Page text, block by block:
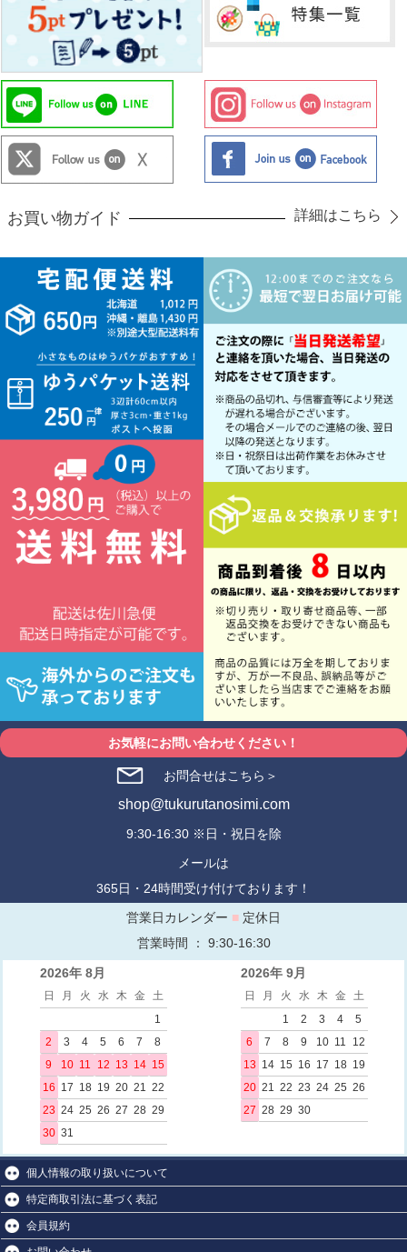
お買い物ガイド 詳細はこちら
お気軽にお問い合わせください！
お問合せはこちら＞
shop@tukurutanosimi.com
9:30-16:30 ※日・祝日を除
メールは
365日・24時間受け付けております！
営業日カレンダー ■ 定休日
営業時間 ： 9:30-16:30
2026年 8月
日 月 火 水 木 金
土
1
2
3 4 5 6 7
8
9
10 11 12 13 14 15
16 17 18 19 20 21 22
23 24 25 26 27 28 29
30 31
2026年 9月
日 月 火 水 木 金
土
1
2 3 4
5
6
7 8 9 10 11
12
13 14 15 16 17 18 19
20 21 22 23 24 25 26
27 28 29 30
個人情報の取り扱いについて
特定商取引法に基づく表記
会員規約